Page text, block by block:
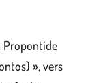
Propontide
», vers